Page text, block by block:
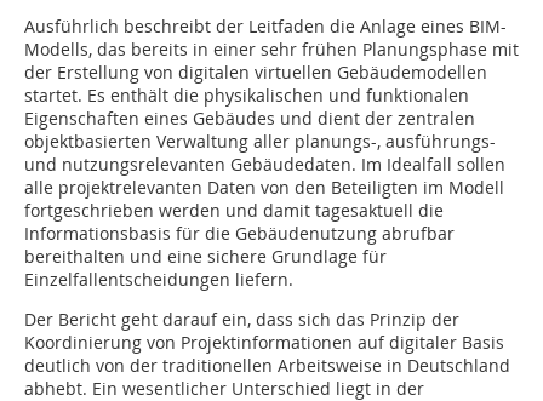
Ausführlich beschreibt der Leitfaden die Anlage eines BIM-
Modells, das bereits in einer sehr frühen Planungsphase mit
der Erstellung von digitalen virtuellen Gebäudemodellen
startet. Es enthält die physikalischen und funktionalen
Eigenschaften eines Gebäudes und dient der zentralen
objektbasierten Verwaltung aller planungs-, ausführungs-
und nutzungsrelevanten Gebäudedaten. Im Idealfall sollen
alle projektrelevanten Daten von den Beteiligten im Modell
fortgeschrieben werden und damit tagesaktuell die
Informationsbasis für die Gebäudenutzung abrufbar
bereithalten und eine sichere Grundlage für
Einzelfallentscheidungen liefern.
Der Bericht geht darauf ein, dass sich das Prinzip der
Koordinierung von Projektinformationen auf digitaler Basis
deutlich von der traditionellen Arbeitsweise in Deutschland
abhebt. Ein wesentlicher Unterschied liegt in der